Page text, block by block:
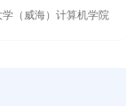
（威海）计算机学院